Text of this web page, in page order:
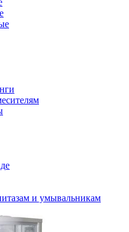
и умывальникам